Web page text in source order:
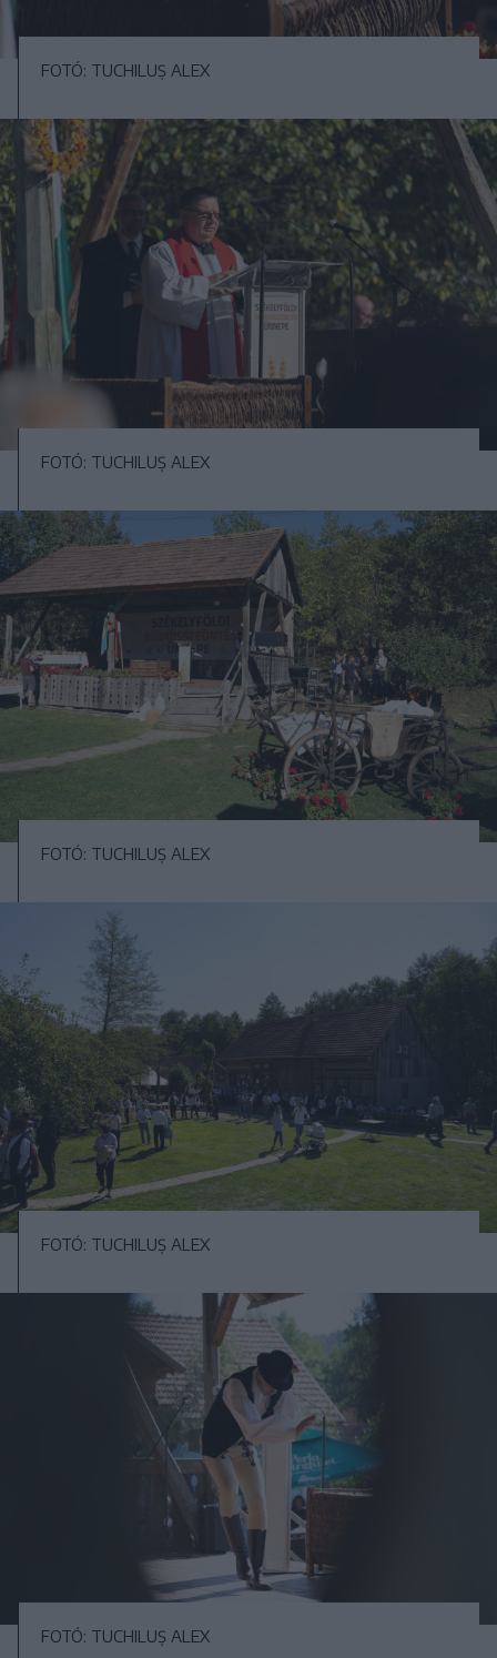
FOTÓ: TUCHILUȘ ALEX
FOTÓ: TUCHILUȘ ALEX
FOTÓ: TUCHILUȘ ALEX
FOTÓ: TUCHILUȘ ALEX
FOTÓ: TUCHILUȘ ALEX